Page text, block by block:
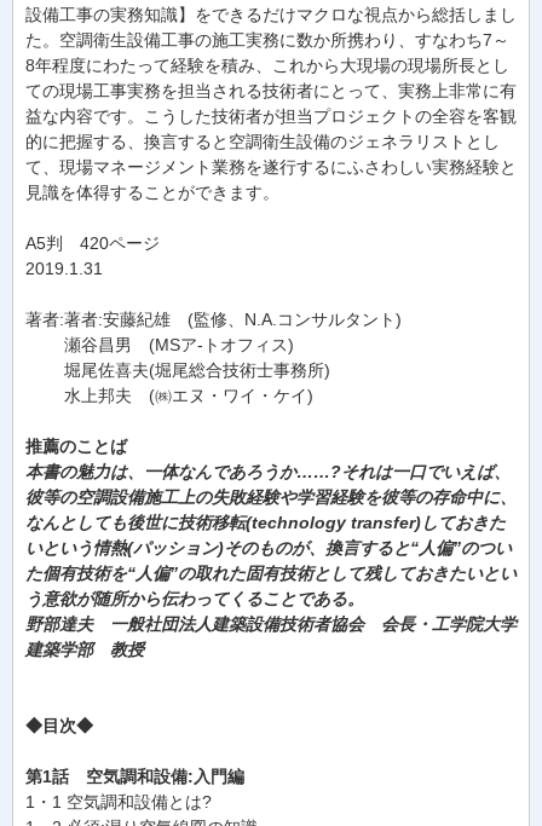
設備工事の実務知識】をできるだけマクロな視点から総括しまし
た。空調衛生設備工事の施工実務に数か所携わり、すなわち7～
8年程度にわたって経験を積み、これから大現場の現場所長とし
ての現場工事実務を担当される技術者にとって、実務上非常に有
益な内容です。こうした技術者が担当プロジェクトの全容を客観
的に把握する、換言すると空調衛生設備のジェネラリストとし
て、現場マネージメント業務を遂行するにふさわしい実務経験と
見識を体得することができます。
A5判 420ページ
2019.1.31
著者:著者:安藤紀雄 (監修、N.A.コンサルタント)
瀬谷昌男 (MSア-トオフィス)
堀尾佐喜夫(堀尾総合技術士事務所)
水上邦夫 (㈱エヌ・ワイ・ケイ)
推薦のことば
本書の魅力は、一体なんであろうか……?それは一口でいえば、
彼等の空調設備施工上の失敗経験や学習経験を彼等の存命中に、
なんとしても後世に技術移転(technology transfer)しておきた
いという情熱(パッション)そのものが、換言すると“人偏”のつい
た個有技術を“人偏”の取れた固有技術として残しておきたいとい
う意欲が随所から伝わってくることである。
野部達夫 一般社団法人建築設備技術者協会 会長・工学院大学
建築学部 教授
◆目次◆
第1話 空気調和設備:入門編
1・1 空気調和設備とは?